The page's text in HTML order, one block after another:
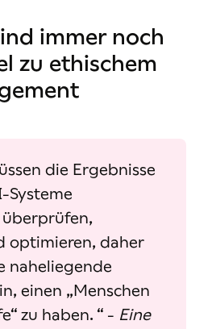
immer noch
zu ethischem
die Ergebnisse
Systeme
optimieren, daher
naheliegende
einen „Menschen
zu haben. “ - Eine